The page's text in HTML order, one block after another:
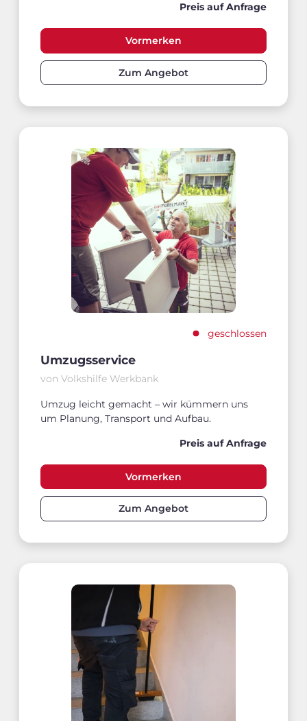
Preis auf Anfrage
Vormerken
Zum Angebot
geschlossen
Umzugsservice
von Volkshilfe Werkbank
Umzug leicht gemacht – wir kümmern uns
um Planung, Transport und Aufbau.
Preis auf Anfrage
Vormerken
Zum Angebot